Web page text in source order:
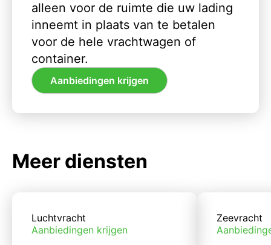
alleen voor de ruimte die uw lading
inneemt in plaats van te betalen
voor de hele vrachtwagen of
container.
Aanbiedingen krijgen
Meer diensten
Luchtvracht
Aanbiedingen krijgen
Zeevracht